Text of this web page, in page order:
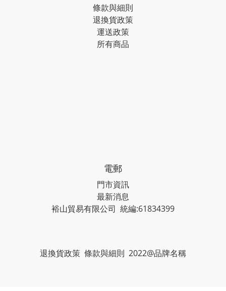
條款與細則
退換貨政策
運送政策
所有商品
電郵
門市資訊
最新消息
裕山貿易有限公司 統編:61834399
退換貨政策 條款與細則 2022@品牌名稱